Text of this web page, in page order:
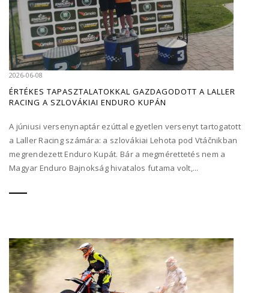
2026-06-08
ÉRTÉKES TAPASZTALATOKKAL GAZDAGODOTT A LALLER
RACING A SZLOVÁKIAI ENDURO KUPÁN
A júniusi versenynaptár ezúttal egyetlen versenyt tartogatott
a Laller Racing számára: a szlovákiai Lehota pod Vtáčnikban
megrendezett Enduro Kupát. Bár a megmérettetés nem a
Magyar Enduro Bajnokság hivatalos futama volt,...